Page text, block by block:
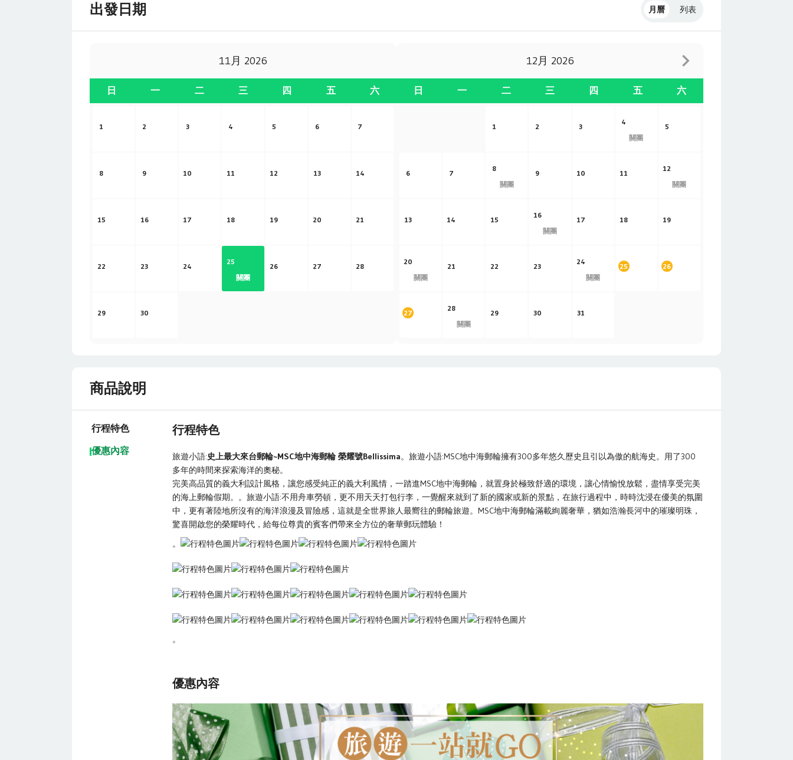
出發日期 月曆 列表
11月 2026
日 一 二 三 四 五 六
1 2 3 4 5 6 7
8 9 10 11 12 13 14
15 16 17 18 19 20 21
22 23 24
25
關團
26 27 28
29 30
12月 2026
日 一 二 三 四 五 六
1 2 3
4
關團
5
6 7
8
關團
9 10 11
12
關團
13 14 15
16
關團
17 18 19
20
關團
21 22 23
24
關團
25 26
27
28
關團
29 30 31
商品說明
行程特色
優惠內容
行程特色
旅遊小語:史上最大來台郵輪~MSC地中海郵輪 榮耀號Bellissima。旅遊小語:MSC地中海郵輪擁有300多年悠久歷史且引以為傲的航海史。用了300
多年的時間來探索海洋的奧秘。
完美高品質的義大利設計風格，讓您感受純正的義大利風情，一踏進MSC地中海郵輪，就置身於極致舒適的環境，讓心情愉悅放鬆，盡情享受完美
的海上郵輪假期。。旅遊小語:不用舟車勞頓，更不用天天打包行李，一覺醒來就到了新的國家或新的景點，在旅行過程中，時時沈浸在優美的氛圍
中，更有著陸地所沒有的海洋浪漫及冒險感，這就是全世界旅人最嚮往的郵輪旅遊。MSC地中海郵輪滿載絢麗奢華，猶如浩瀚長河中的璀璨明珠，
驚喜開啟您的榮耀時代，給每位尊貴的賓客們帶來全方位的奢華郵玩體驗！
。
。
優惠內容